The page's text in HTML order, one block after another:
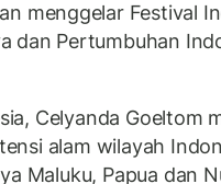
menggelar Festival
dan Pertumbuhan
Celyanda Goeltom
alam wilayah
Maluku, Papua dan